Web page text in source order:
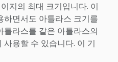
지의 최대 크기입니다. 이
하면서도 아틀라스 크기를
라스를 같은 아틀라스의
용할 수 있습니다. 이 기